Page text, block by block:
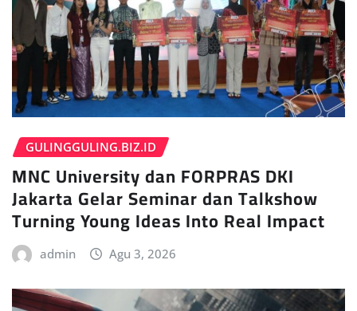
GULINGGULING.BIZ.ID
MNC University dan FORPRAS DKI
Jakarta Gelar Seminar dan Talkshow
Turning Young Ideas Into Real Impact
admin Agu 3, 2026